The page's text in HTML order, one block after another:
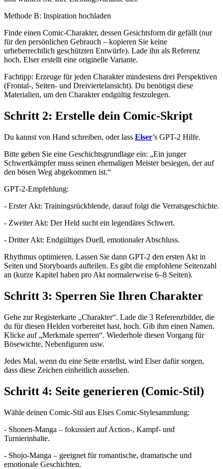
Methode B: Inspiration hochladen
Finde einen Comic-Charakter, dessen Gesichtsform dir gefällt (nur
für den persönlichen Gebrauch – kopieren Sie keine
urheberrechtlich geschützten Entwürfe). Lade ihn als Referenz
hoch. Elser erstellt eine originelle Variante.
Fachtipp: Erzeuge für jeden Charakter mindestens drei Perspektiven
(Frontal-, Seiten- und Dreiviertelansicht). Du benötigst diese
Materialien, um den Charakter endgültig festzulegen.
Schritt 2: Erstelle dein Comic-Skript
Du kannst von Hand schreiben, oder lass Elser’s GPT-2 Hilfe.
Bitte geben Sie eine Geschichtsgrundlage ein: „Ein junger
Schwertkämpfer muss seinen ehemaligen Meister besiegen, der auf
den bösen Weg abgekommen ist.“
GPT-2-Empfehlung:
- Erster Akt: Trainingsrückblende, darauf folgt die Verratsgeschichte.
- Zweiter Akt: Der Held sucht ein legendäres Schwert.
- Dritter Akt: Endgültiges Duell, emotionaler Abschluss.
Rhythmus optimieren. Lassen Sie dann GPT-2 den ersten Akt in
Seiten und Storyboards aufteilen. Es gibt die empfohlene Seitenzahl
an (kurze Kapitel haben pro Akt normalerweise 6–8 Seiten).
Schritt 3: Sperren Sie Ihren Charakter
Gehe zur Registerkarte „Charakter“. Lade die 3 Referenzbilder, die
du für diesen Helden vorbereitet hast, hoch. Gib ihm einen Namen.
Klicke auf „Merkmale sperren“. Wiederhole diesen Vorgang für
Bösewichte, Nebenfiguren usw.
Jedes Mal, wenn du eine Seite erstellst, wird Elser dafür sorgen,
dass diese Zeichen einheitlich aussehen.
Schritt 4: Seite generieren (Comic-Stil)
Wähle deinen Comic-Stil aus Elses Comic-Stylesammlung:
- Shonen-Manga – fokussiert auf Action-, Kampf- und
Turnierinhalte.
- Shojo-Manga – geeignet für romantische, dramatische und
emotionale Geschichten.